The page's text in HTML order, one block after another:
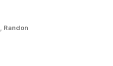
, Randon